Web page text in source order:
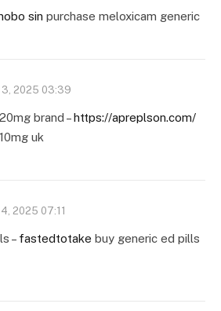
sin purchase meloxicam generic
3, 2025 03:39
brand –https://apreplson.com/
uk
4, 2025 07:11
– fastedtotake buy generic ed pills